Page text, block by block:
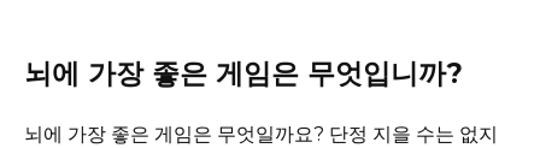
뇌에 가장 좋은 게임은 무엇입니까?
뇌에 가장 좋은 게임은 무엇일까요? 단정 지을 수는 없지